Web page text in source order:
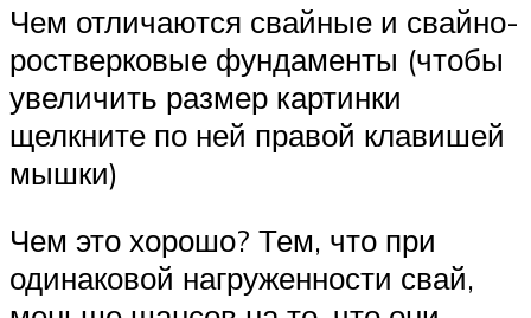
Чем отличаются свайные и свайно-
ростверковые фундаменты (чтобы
увеличить размер картинки
щелкните по ней правой клавишей
мышки)
Чем это хорошо? Тем, что при
одинаковой нагруженности свай,